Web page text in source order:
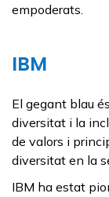
empoderats.
IBM
El gegant blau
diversitat i la
de valors i
diversitat en la
IBM ha estat